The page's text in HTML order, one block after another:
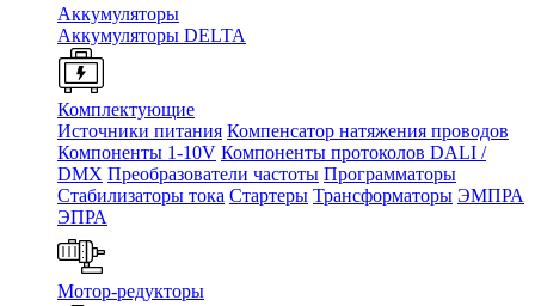
Аккумуляторы
Аккумуляторы DELTA
Комплектующие
Источники питания Компенсатор натяжения проводов
Компоненты 1-10V Компоненты протоколов DALI /
DMX Преобразователи частоты Программаторы
Стабилизаторы тока Стартеры Трансформаторы ЭМПРА
ЭПРА
Мотор-редукторы